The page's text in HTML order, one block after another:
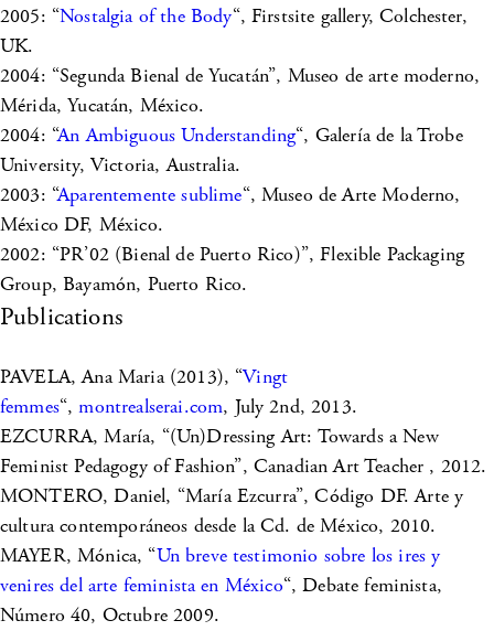
2005: “Nostalgia of the Body“, Firstsite gallery, Colchester,
UK.
2004: “Segunda Bienal de Yucatán”, Museo de arte moderno,
Mérida, Yucatán, México.
2004: “An Ambiguous Understanding“, Galería de la Trobe
University, Victoria, Australia.
2003: “Aparentemente sublime“, Museo de Arte Moderno,
México DF, México.
2002: “PR’02 (Bienal de Puerto Rico)”, Flexible Packaging
Group, Bayamón, Puerto Rico.
Publications
PAVELA, Ana Maria (2013), “Vingt
femmes“,montrealserai.com, July 2nd, 2013.
EZCURRA, María, “(Un)Dressing Art: Towards a New
Feminist Pedagogy of Fashion”, Canadian Art Teacher , 2012.
MONTERO, Daniel, “María Ezcurra”, Código DF. Arte y
cultura contemporáneos desde la Cd. de México, 2010.
MAYER, Mónica, “Un breve testimonio sobre los ires y
venires del arte feminista en México“, Debate feminista,
Número 40, Octubre 2009.